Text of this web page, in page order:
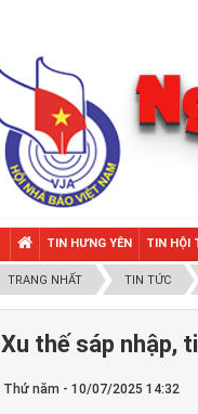
TIN HƯNG YÊN TIN HỘI
TRANG NHẤT TIN TỨC
Xu thế sáp nhập,
Thứ năm - 10/07/2025 14:32